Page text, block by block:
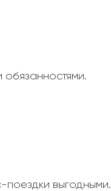
поездки выгодными.